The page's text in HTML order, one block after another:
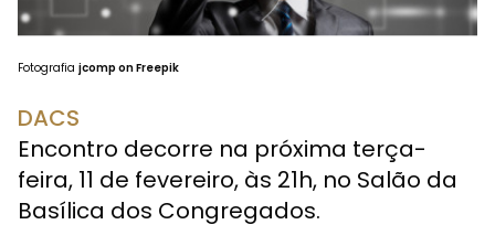
Fotografia jcomp on Freepik
DACS
Encontro decorre na próxima terça-
feira, 11 de fevereiro, às 21h, no Salão da
Basílica dos Congregados.